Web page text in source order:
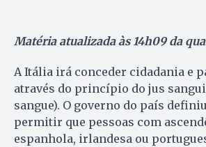
Matéria atualizada às 14h09 da
A Itália irá conceder cidadania e
através do princípio do jus
sangue). O governo do país
permitir que pessoas com
espanhola, irlandesa ou